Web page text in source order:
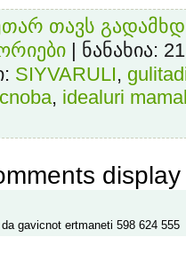
თავს
ნანახია:
: SIYVARULI,
, idealuri
gavicnot ertmaneti 598 624 555